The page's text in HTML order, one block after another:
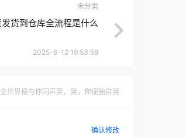
未分类
货到仓库全流程是什么
2025-6-12 19:53:58
世界便与你同声笑，哭，你便独自哭
确认修改